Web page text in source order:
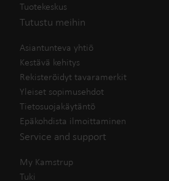
Tuotekeskus
Tutustu meihin
Asiantunteva yhtiö
Kestävä kehitys
Rekisteröidyt tavaramerkit
Yleiset sopimusehdot
Tietosuojakäytäntö
Epäkohdista ilmoittaminen
Service and support
My Kamstrup
Tuki